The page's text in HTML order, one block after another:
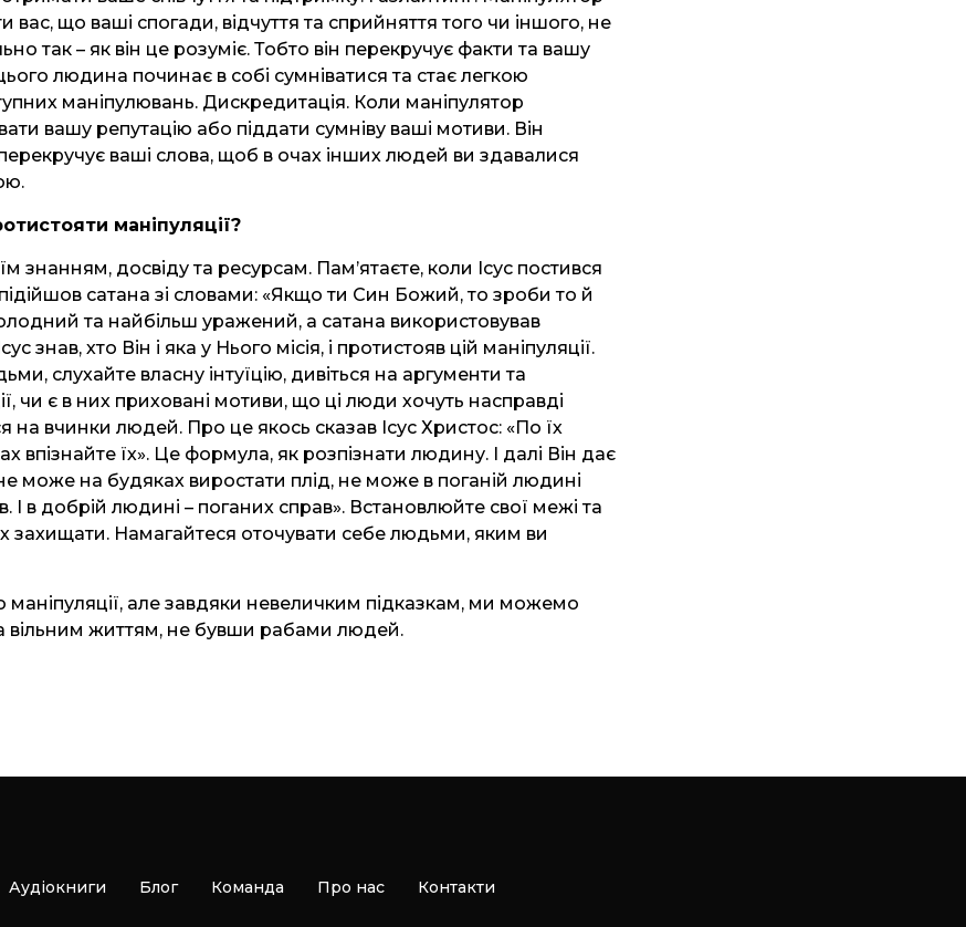
вас, що ваші спогади, відчуття та сприйняття того чи іншого, не
так – як він це розуміє. Тобто він перекручує факти та вашу
людина починає в собі сумніватися та стає легкою
маніпулювань. Дискредитація. Коли маніпулятор
вашу репутацію або піддати сумніву ваші мотиви. Він
ваші слова, щоб в очах інших людей ви здавалися
маніпуляції?
знанням, досвіду та ресурсам. Пам’ятаєте, коли Ісус постився
сатана зі словами: «Якщо ти Син Божий, то зроби то й
та найбільш уражений, а сатана використовував
знав, хто Він і яка у Нього місія, і протистояв цій маніпуляції.
слухайте власну інтуїцію, дивіться на аргументи та
чи є в них приховані мотиви, що ці люди хочуть насправді
на вчинки людей. Про це якось сказав Ісус Христос: «По їх
впізнайте їх». Це формула, як розпізнати людину. І далі Він дає
може на будяках виростати плід, не може в поганій людині
І в добрій людині – поганих справ». Встановлюйте свої межі та
захищати. Намагайтеся оточувати себе людьми, яким ви
маніпуляції, але завдяки невеличким підказкам, ми можемо
вільним життям, не бувши рабами людей.
Аудіокниги Блог Команда Про нас Контакти